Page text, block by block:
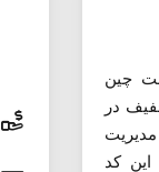
چین
40 درصد تخفیف در
کد